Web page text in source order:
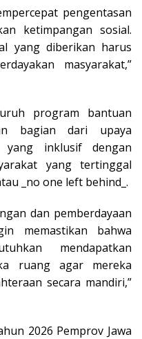
pengentasan
ketimpangan sosial.
yang diberikan harus
masyarakat,”
program bantuan
bagian dari upaya
yang inklusif dengan
yang tertinggal
_no one left behind_.
dan pemberdayaan
memastikan bahwa
mendapatkan
ruang agar mereka
secara mandiri,”
2026 Pemprov Jawa